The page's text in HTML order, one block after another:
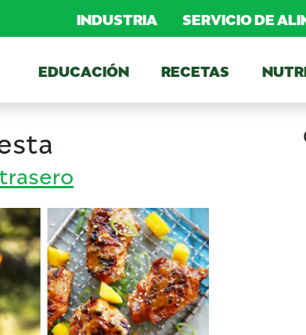
INDUSTRIA SERVICIO DE
EDUCACIÓN RECETAS